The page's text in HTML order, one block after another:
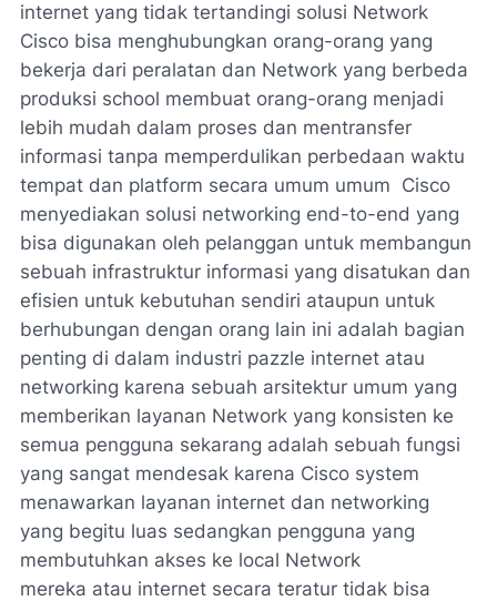
internet yang tidak tertandingi solusi Network
Cisco bisa menghubungkan orang-orang yang
bekerja dari peralatan dan Network yang berbeda
produksi school membuat orang-orang menjadi
lebih mudah dalam proses dan mentransfer
informasi tanpa memperdulikan perbedaan waktu
tempat dan platform secara umum umum Cisco
menyediakan solusi networking end-to-end yang
bisa digunakan oleh pelanggan untuk membangun
sebuah infrastruktur informasi yang disatukan dan
efisien untuk kebutuhan sendiri ataupun untuk
berhubungan dengan orang lain ini adalah bagian
penting di dalam industri pazzle internet atau
networking karena sebuah arsitektur umum yang
memberikan layanan Network yang konsisten ke
semua pengguna sekarang adalah sebuah fungsi
yang sangat mendesak karena Cisco system
menawarkan layanan internet dan networking
yang begitu luas sedangkan pengguna yang
membutuhkan akses ke local Network
mereka atau internet secara teratur tidak bisa